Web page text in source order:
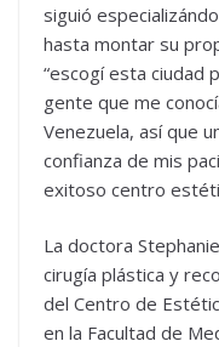
siguió
hasta montar su
“escogí esta ciudad
gente que me
Venezuela, así que
confianza de mis
exitoso centro
La doctora
cirugía plástica y
del Centro de
en la Facultad de